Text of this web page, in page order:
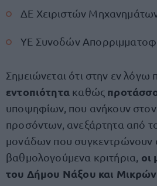
ΔΕ Χειριστών
ΥΕ Συνοδών
Σημειώνεται ότι στην εν λόγω
εντοπιότητα καθώς
υποψηφίων, που ανήκουν στον
προσόντων, ανεξάρτητα από
μονάδων που συγκεντρώνουν
βαθμολογούμενα κριτήρια, οι
του Δήμου Νάξου και